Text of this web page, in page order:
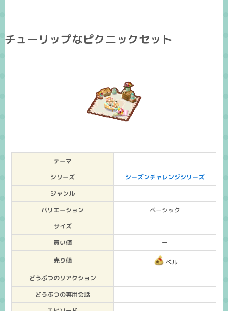
チューリップなピクニックセット
テーマ
シリーズ
シーズンチャレンジシリーズ
ジャンル
バリエーション
ベーシック
サイズ
買い値
ー
売り値
ベル
どうぶつのリアクション
どうぶつの専用会話